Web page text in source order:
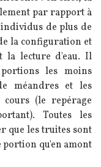
par rapport à
de plus de
la configuration et
la lecture d'eau. Il
les moins
méandres et les
(le repérage
Toutes les
que les truites sont
portion qu'en amont